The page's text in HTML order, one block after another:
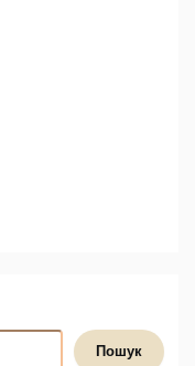
Пошук